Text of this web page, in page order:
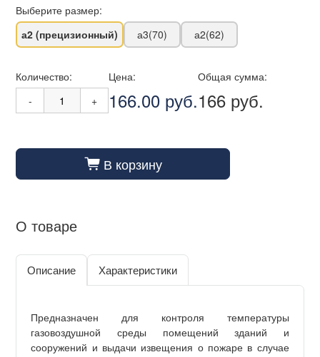
Выберите размер:
а2 (прецизионный)
а3(70) а2(62)
Количество:
-
+
Цена:
166.00 руб.
Общая сумма:
166 руб.
cart_fill В корзину
О товаре
Описание Характеристики
Предназначен для контроля температуры
газовоздушной среды помещений зданий и
сооружений и выдачи извещения о пожаре в случае